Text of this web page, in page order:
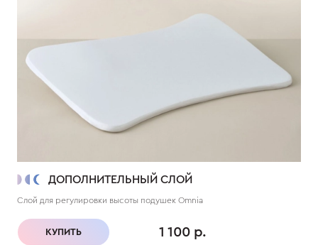
ДОПОЛНИТЕЛЬНЫЙ СЛОЙ
Слой для регулировки высоты подушек Omnia
КУПИТЬ 1 100 р.